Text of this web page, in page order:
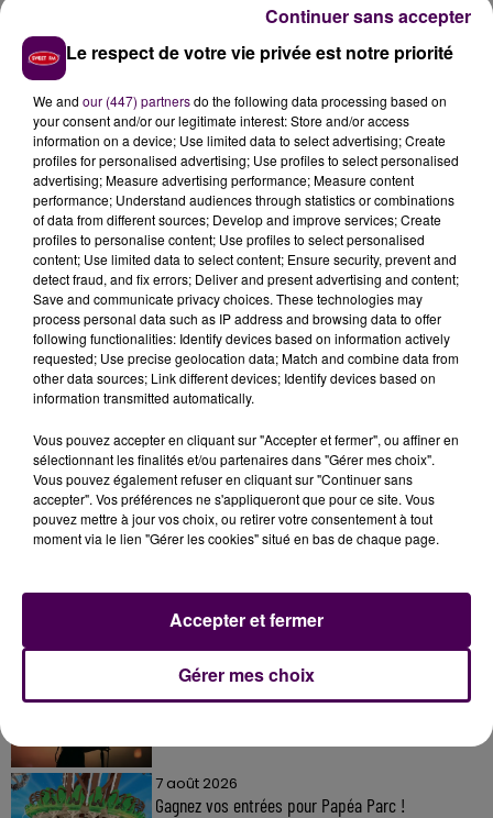
L’ouvrage présenté relate la liaison qu’entretiennent
deux jeunes gens, étudiants à la Sorbonne au sortir de
la seconde guerre mondiale : elle, découvre Paris
pendant que lui, traverse une désillusion idéologique.
"Orphelins de l’histoire, ils sont à la recherche de
repères dans un monde bouleversé"indique le
synopsis. Rendez-vous à 16h. Accès gratuit, possibilité
d’acheter l’ouvrage dédicacé sur place.
À LA UNE
11 juillet 2026
Inscrivez-vous au casting The Voice & The Voice
7 août 2026
Gagnez vos entrées pour Papéa Parc !
Le respect de votre vie privée est notre priorité
We and our (447) partnersdo the following data processing based on
your consent and/or our legitimate interest: Store and/or access
information on a device; Use limited data to select advertising; Create
profiles for personalised advertising; Use profiles to select personalised
advertising; Measure advertising performance; Measure content
performance; Understand audiences through statistics or combinations
of data from different sources; Develop and improve services; Create
profiles to personalise content; Use profiles to select personalised
content; Use limited data to select content; Ensure security, prevent and
detect fraud, and fix errors; Deliver and present advertising and content;
Save and communicate privacy choices. These technologies may
process personal data such as IP address and browsing data to offer
following functionalities: Identify devices based on information actively
requested; Use precise geolocation data; Match and combine data from
other data sources; Link different devices; Identify devices based on
information transmitted automatically.
Vous pouvez accepter en cliquant sur "Accepter et fermer", ou affiner en
sélectionnant les finalités et/ou partenaires dans "Gérer mes choix".
Vous pouvez également refuser en cliquant sur "Continuer sans
accepter". Vos préférences ne s'appliqueront que pour ce site. Vous
pouvez mettre à jour vos choix, ou retirer votre consentement à tout
moment via le lien "Gérer les cookies" situé en bas de chaque page.
Gérer mes choix
Accepter et fermer
Continuer sans accepter